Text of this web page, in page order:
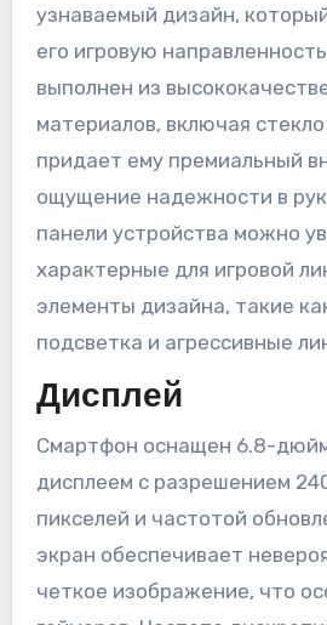
узнаваемый дизайн,
его игровую
выполнен из
материалов, включая
придает ему премиальный
ощущение надежности в
панели устройства можно
характерные для игровой
элементы дизайна, такие
подсветка и агрессивные
Дисплей
Смартфон оснащен 6.8-
дисплеем с разрешением
пикселей и частотой
экран обеспечивает
четкое изображение, что